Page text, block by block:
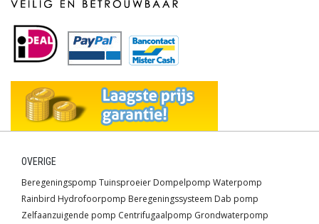
OVERIGE
Beregeningspomp Tuinsproeier Dompelpomp Waterpomp
Rainbird Hydrofoorpomp Beregeningssysteem Dab pomp
Zelfaanzuigende pomp Centrifugaalpomp Grondwaterpomp